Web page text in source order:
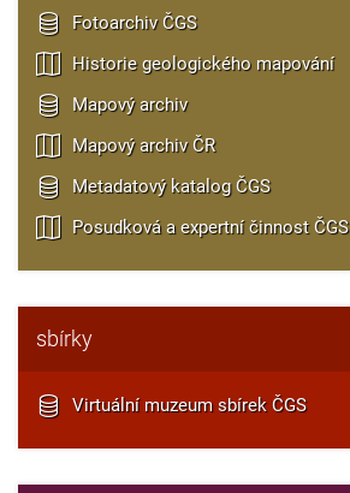
Fotoarchiv ČGS
Historie geologického mapování
Mapový archiv
Mapový archiv ČR
Metadatový katalog ČGS
Posudková a expertní činnost ČGS
sbírky
Virtuální muzeum sbírek ČGS